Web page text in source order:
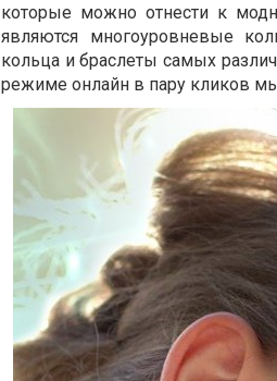
которые можно отнести к
являются многоуровневые
кольца и браслеты самых
режиме онлайн в пару кликов